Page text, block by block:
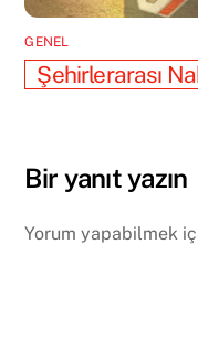
GENEL
Şehirlerarası
Bir yanıt yazın
Yorum yapabilmek